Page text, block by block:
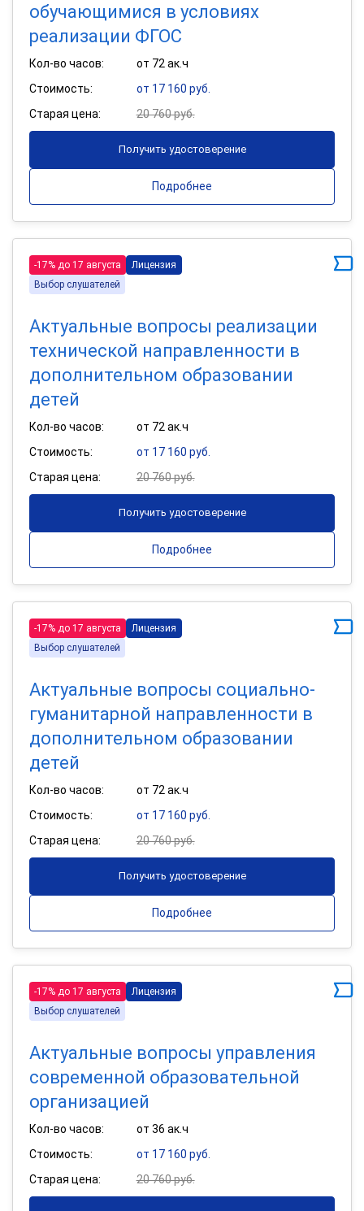
обучающимися в условиях
реализации ФГОС
Кол-во часов:
от 72 ак.ч
Стоимость:
от 17 160 руб.
Старая цена:
20 760 руб.
Получить удостоверение
Подробнее
-17% до 17 августа
Лицензия
Выбор слушателей
Актуальные вопросы реализации
технической направленности в
дополнительном образовании
детей
Кол-во часов:
от 72 ак.ч
Стоимость:
от 17 160 руб.
Старая цена:
20 760 руб.
Получить удостоверение
Подробнее
-17% до 17 августа
Лицензия
Выбор слушателей
Актуальные вопросы социально-
гуманитарной направленности в
дополнительном образовании
детей
Кол-во часов:
от 72 ак.ч
Стоимость:
от 17 160 руб.
Старая цена:
20 760 руб.
Получить удостоверение
Подробнее
-17% до 17 августа
Лицензия
Выбор слушателей
Актуальные вопросы управления
современной образовательной
организацией
Кол-во часов:
от 36 ак.ч
Стоимость:
от 17 160 руб.
Старая цена:
20 760 руб.